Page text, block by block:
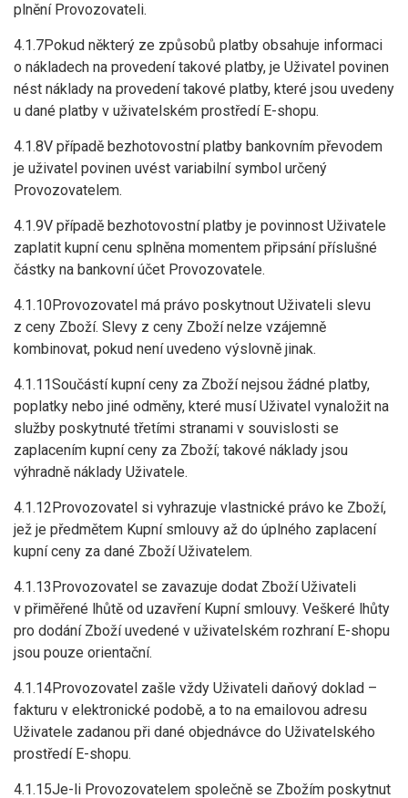
plnění Provozovateli.
4.1.7Pokud některý ze způsobů platby obsahuje informaci
o nákladech na provedení takové platby, je Uživatel povinen
nést náklady na provedení takové platby, které jsou uvedeny
u dané platby v uživatelském prostředí E-shopu.
4.1.8V případě bezhotovostní platby bankovním převodem
je uživatel povinen uvést variabilní symbol určený
Provozovatelem.
4.1.9V případě bezhotovostní platby je povinnost Uživatele
zaplatit kupní cenu splněna momentem připsání příslušné
částky na bankovní účet Provozovatele.
4.1.10Provozovatel má právo poskytnout Uživateli slevu
z ceny Zboží. Slevy z ceny Zboží nelze vzájemně
kombinovat, pokud není uvedeno výslovně jinak.
4.1.11Součástí kupní ceny za Zboží nejsou žádné platby,
poplatky nebo jiné odměny, které musí Uživatel vynaložit na
služby poskytnuté třetími stranami v souvislosti se
zaplacením kupní ceny za Zboží; takové náklady jsou
výhradně náklady Uživatele.
4.1.12Provozovatel si vyhrazuje vlastnické právo ke Zboží,
jež je předmětem Kupní smlouvy až do úplného zaplacení
kupní ceny za dané Zboží Uživatelem.
4.1.13Provozovatel se zavazuje dodat Zboží Uživateli
v přiměřené lhůtě od uzavření Kupní smlouvy. Veškeré lhůty
pro dodání Zboží uvedené v uživatelském rozhraní E-shopu
jsou pouze orientační.
4.1.14Provozovatel zašle vždy Uživateli daňový doklad –
fakturu v elektronické podobě, a to na emailovou adresu
Uživatele zadanou při dané objednávce do Uživatelského
prostředí E-shopu.
4.1.15Je-li Provozovatelem společně se Zbožím poskytnut